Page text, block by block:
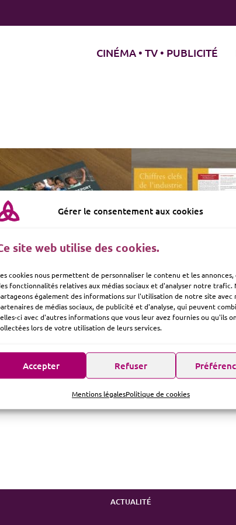
Gérer le consentement aux cookies
site web utilise des cookies.
cookies nous permettent de personnaliser le contenu et les
fonctionnalités relatives aux médias sociaux et d'analyser notre trafic.
également des informations sur l'utilisation de notre site avec
de médias sociaux, de publicité et d'analyse, qui peuvent
ci avec d'autres informations que vous leur avez fournies ou qu'ils
lors de votre utilisation de leurs services.
Accepter Refuser
Mentions légalesPolitique de cookies
CINÉMA • TV • PUBLICITÉ
Rapport pour un syndicat
Programme d’un
ACTUALITÉ